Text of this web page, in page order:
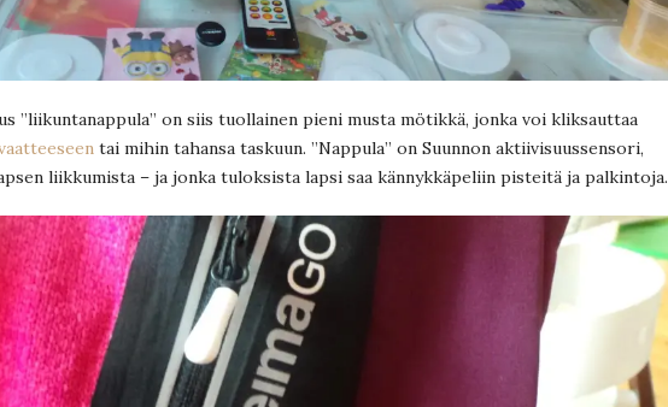
”liikuntanappula” on siis tuollainen pieni musta mötikkä, jonka voi kliksauttaa
tai mihin tahansa taskuun. ”Nappula” on Suunnon aktiivisuussensori,
liikkumista – ja jonka tuloksista lapsi saa kännykkäpeliin pisteitä ja palkintoja.